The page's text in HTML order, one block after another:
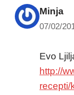
Minja
07/02/
Evo
http://
recepti/